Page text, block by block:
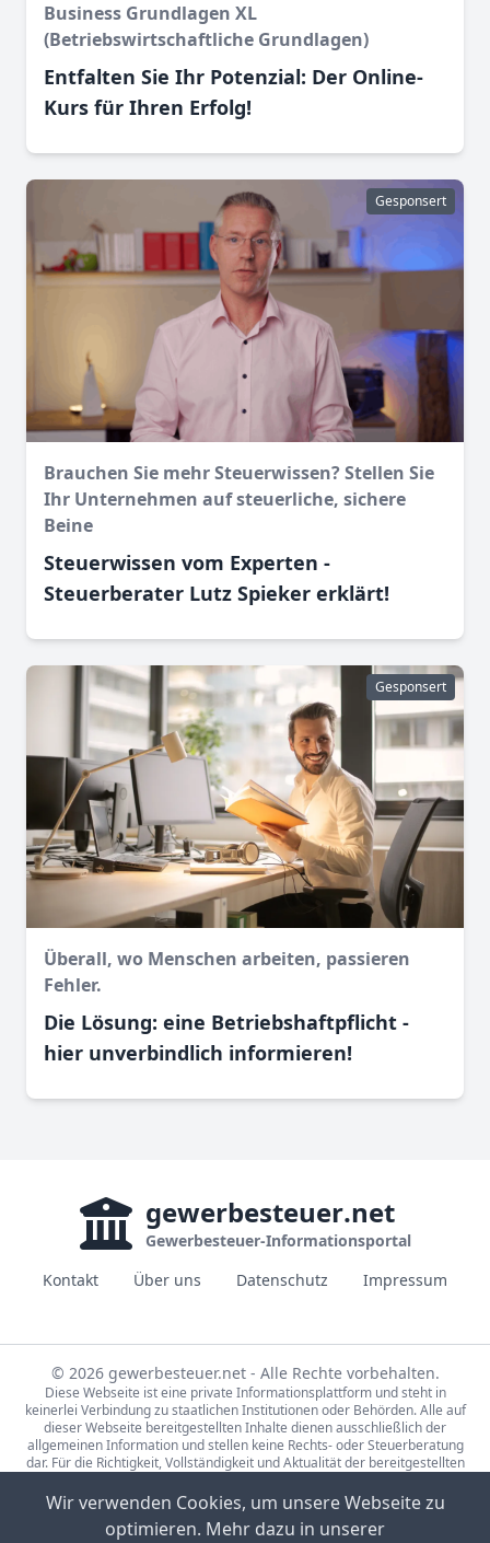
Business Grundlagen XL
(Betriebswirtschaftliche Grundlagen)
Entfalten Sie Ihr Potenzial: Der Online-
Kurs für Ihren Erfolg!
Gesponsert
Brauchen Sie mehr Steuerwissen? Stellen Sie
Ihr Unternehmen auf steuerliche, sichere
Beine
Steuerwissen vom Experten -
Steuerberater Lutz Spieker erklärt!
Gesponsert
Überall, wo Menschen arbeiten, passieren
Fehler.
Die Lösung: eine Betriebshaftpflicht -
hier unverbindlich informieren!
gewerbesteuer.net
Gewerbesteuer-Informationsportal
Kontakt
Über uns Datenschutz Impressum
© 2026 gewerbesteuer.net - Alle Rechte vorbehalten.
Diese Webseite ist eine private Informationsplattform und steht in
keinerlei Verbindung zu staatlichen Institutionen oder Behörden. Alle auf
dieser Webseite bereitgestellten Inhalte dienen ausschließlich der
allgemeinen Information und stellen keine Rechts- oder Steuerberatung
dar. Für die Richtigkeit, Vollständigkeit und Aktualität der bereitgestellten
steuerlichen Fragen wenden Sie sich bitte an einen qualifizierten
Fachberater.
Die Steuerdaten auf gewerbesteuer.net basieren auf den Erhebungen der
Wir verwenden Cookies, um unsere Webseite zu
optimieren. Mehr dazu in unserer